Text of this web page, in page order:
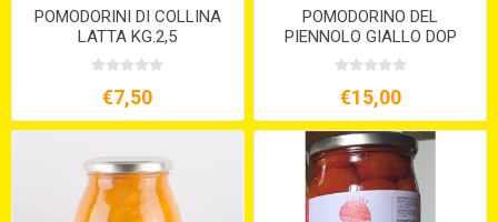
POMODORINI DI COLLINA
LATTA KG.2,5
€7,50
POMODORINO DEL
PIENNOLO GIALLO DOP
INTERO IN ACQUA KG.1
€15,00